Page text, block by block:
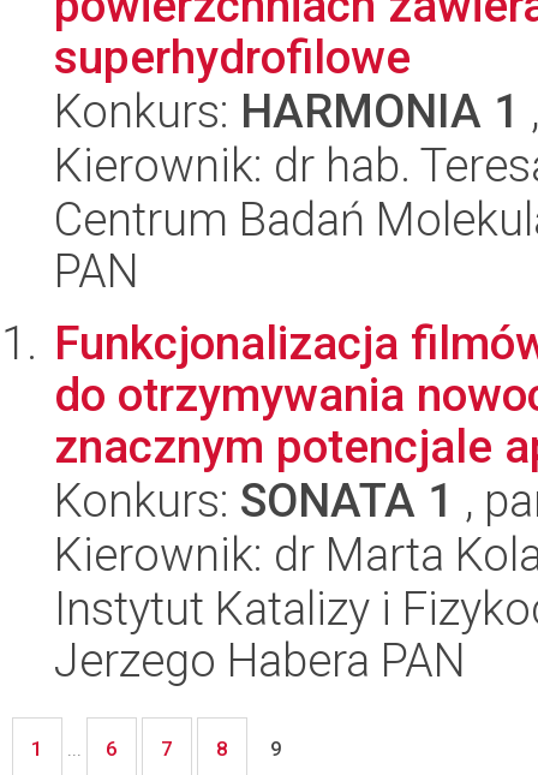
superhydrofilowe
Konkurs: HARMONIA 1
Kierownik: dr hab.
Centrum Badań
PAN
Funkcjonalizacja
do otrzymywania
znacznym potencjale
Konkurs: SONATA 1 ,
Kierownik: dr Marta
Instytut Katalizy i
Jerzego Habera PAN
1 ... 6 7 8 9